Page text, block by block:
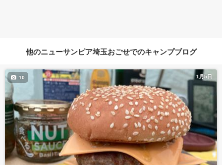
他のニューサンピア埼玉おごせでのキャンプブログ
1月5日
10